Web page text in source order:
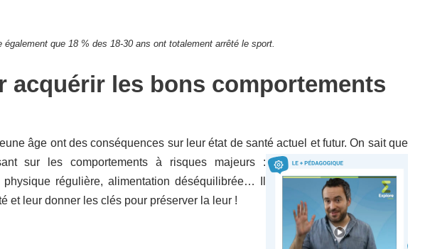
que 18 % des 18-30 ans ont totalement arrêté le sport.
acquérir les bons comportements
âge ont des conséquences sur leur état de santé actuel et futur. On sait que
sur les comportements à risques majeurs :
régulière, alimentation déséquilibrée… Il
et leur donner les clés pour préserver la leur !